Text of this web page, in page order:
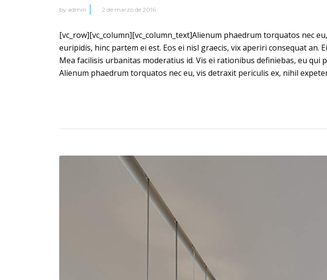
by admin 2 de marzo de 2016
[vc_row][vc_column][vc_column_text]Alienum phaedrum torquatos nec
euripidis, hinc partem ei est. Eos ei nisl graecis, vix aperiri consequat
Mea facilisis urbanitas moderatius id. Vis ei rationibus definiebas, eu
Alienum phaedrum torquatos nec eu, vis detraxit periculis ex, nihil